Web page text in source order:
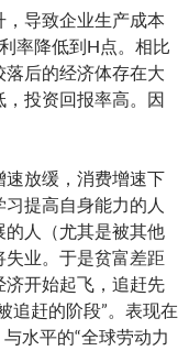
导致企业生产成本
率降低到H点。相比
后的经济体存在大
投资回报率高。因
放缓，消费增速下
提高自身能力的人
人（尤其是被其他
业。于是贫富差距
开始起飞，追赶先
追赶的阶段”。表现在
水平的“全球劳动力